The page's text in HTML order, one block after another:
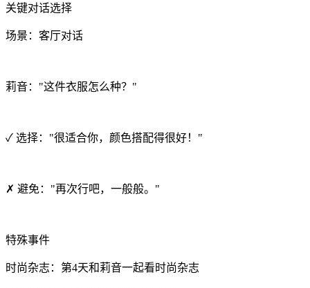
关键对话选择
场景：客厅对话
莉音："这件衣服怎么种？"
✓ 选择："很适合你，颜色搭配得很好！"
✗ 避免："再次行吧，一般般。"
特殊事件
时尚杂志：第4天和莉音一起看时尚杂志